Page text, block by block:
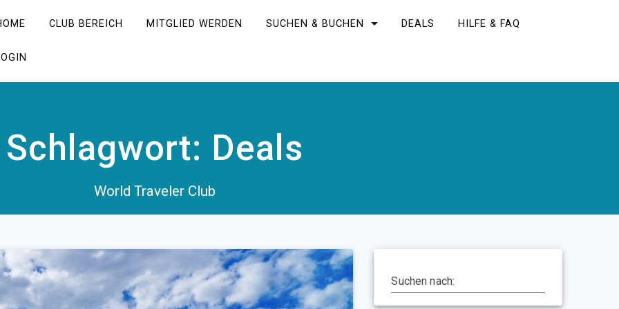
CLUB BEREICH MITGLIED WERDEN SUCHEN & BUCHEN DEALS HILFE & FAQ
Schlagwort: Deals
World Traveler Club
Suchen nach: